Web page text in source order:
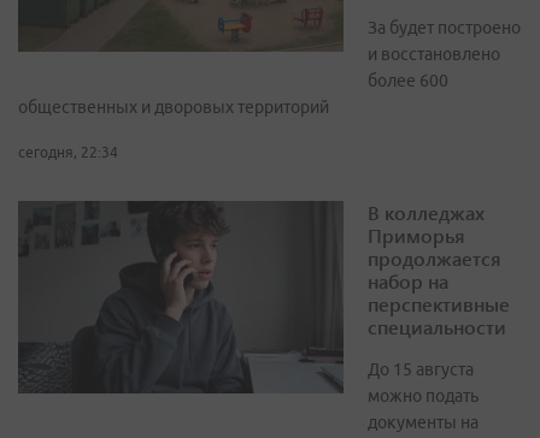
За будет построено
и восстановлено
более 600
общественных и дворовых территорий
сегодня, 22:34
В колледжах
Приморья
продолжается
набор на
перспективные
специальности
До 15 августа
можно подать
документы на